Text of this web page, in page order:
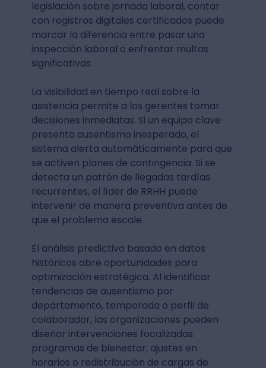
legislación sobre jornada laboral, contar
con registros digitales certificados puede
marcar la diferencia entre pasar una
inspección laboral o enfrentar multas
significativas.
La visibilidad en tiempo real sobre la
asistencia permite a los gerentes tomar
decisiones inmediatas. Si un equipo clave
presenta ausentismo inesperado, el
sistema alerta automáticamente para que
se activen planes de contingencia. Si se
detecta un patrón de llegadas tardías
recurrentes, el líder de RRHH puede
intervenir de manera preventiva antes de
que el problema escale.
El análisis predictivo basado en datos
históricos abre oportunidades para
optimización estratégica. Al identificar
tendencias de ausentismo por
departamento, temporada o perfil de
colaborador, las organizaciones pueden
diseñar intervenciones focalizadas:
programas de bienestar, ajustes en
horarios o redistribución de cargas de